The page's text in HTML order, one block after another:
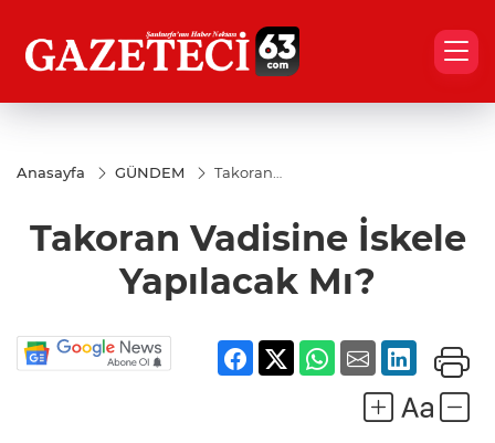
Anasayfa GÜNDEM
Takoran
Yapılacak
Mı?
Takoran Vadisine İskele
Yapılacak Mı?